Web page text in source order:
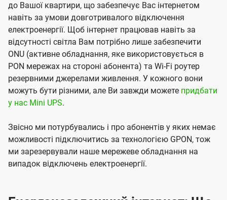
до Вашої квартири, що забезпечує Вас інтернетом
навіть за умови довготривалого відключення
електроенергії. Щоб інтернет працював навіть за
відсутності світла Вам потрібно лише забезпечити
ONU (активне обладнання, яке використовується в
PON мережах на стороні абонента) та Wi-Fi роутер
резервними джерелами живлення. У кожного вони
можуть бути різними, але Ви завжди можете придбати
у нас Mini UPS.
Звісно ми потурбувались і про абонентів у яких немає
можливості підключитись за технологією GPON, тож
ми зарезервували наше мережеве обладнання на
випадок відключень електроенергії.